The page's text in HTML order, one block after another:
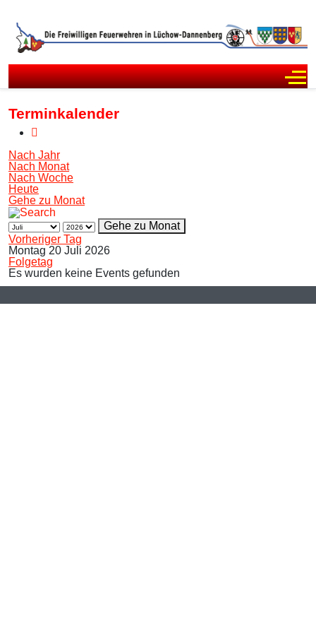
Terminkalender
Nach Jahr
Nach Monat
Nach Woche
Heute
Gehe zu Monat
Gehe zu Monat
Vorheriger Tag
Montag 20 Juli 2026
Folgetag
Es wurden keine Events gefunden